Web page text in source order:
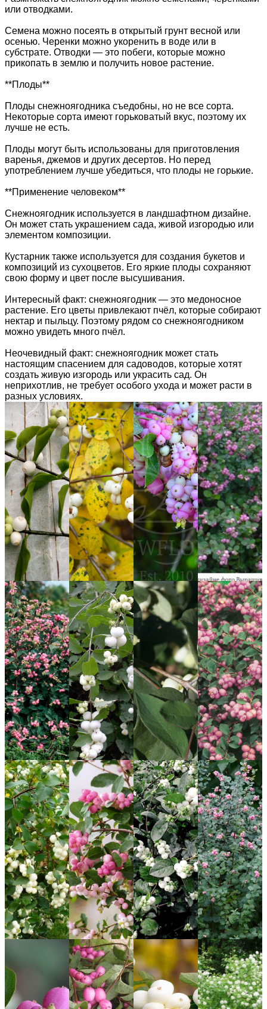
или отводками.
Семена можно посеять в открытый грунт весной или
осенью. Черенки можно укоренить в воде или в
субстрате. Отводки — это побеги, которые можно
прикопать в землю и получить новое растение.
**Плоды**
Плоды снежноягодника съедобны, но не все сорта.
Некоторые сорта имеют горьковатый вкус, поэтому их
лучше не есть.
Плоды могут быть использованы для приготовления
варенья, джемов и других десертов. Но перед
употреблением лучше убедиться, что плоды не горькие.
**Применение человеком**
Снежноягодник используется в ландшафтном дизайне.
Он может стать украшением сада, живой изгородью или
элементом композиции.
Кустарник также используется для создания букетов и
композиций из сухоцветов. Его яркие плоды сохраняют
свою форму и цвет после высушивания.
Интересный факт: снежноягодник — это медоносное
растение. Его цветы привлекают пчёл, которые собирают
нектар и пыльцу. Поэтому рядом со снежноягодником
можно увидеть много пчёл.
Неочевидный факт: снежноягодник может стать
настоящим спасением для садоводов, которые хотят
создать живую изгородь или украсить сад. Он
неприхотлив, не требует особого ухода и может расти в
разных условиях.